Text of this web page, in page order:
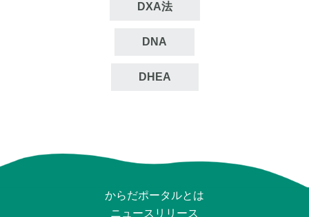
DXA法
DNA
DHEA
からだポータルとは
ニュースリリース